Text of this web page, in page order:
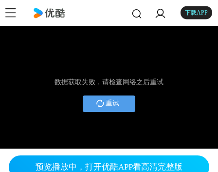
下载APP
数据获取失败，请检查网络之后重试
重试
预览播放中，打开优酷APP看高清完整版